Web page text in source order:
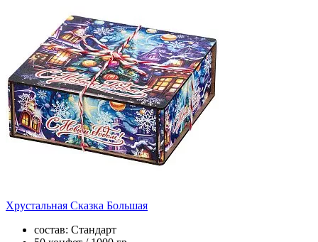
Хрустальная Сказка Большая
состав: Стандарт